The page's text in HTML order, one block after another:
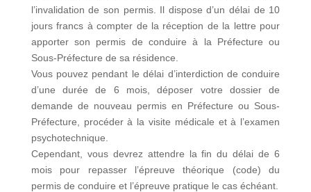
l’invalidation de son permis. Il dispose d’un délai de 10
jours francs à compter de la réception de la lettre pour
apporter son permis de conduire à la Préfecture ou
Sous-Préfecture de sa résidence.
Vous pouvez pendant le délai d’interdiction de conduire
d’une durée de 6 mois, déposer votre dossier de
demande de nouveau permis en Préfecture ou Sous-
Préfecture, procéder à la visite médicale et à l’examen
psychotechnique.
Cependant, vous devrez attendre la fin du délai de 6
mois pour repasser l’épreuve théorique (code) du
permis de conduire et l’épreuve pratique le cas échéant.